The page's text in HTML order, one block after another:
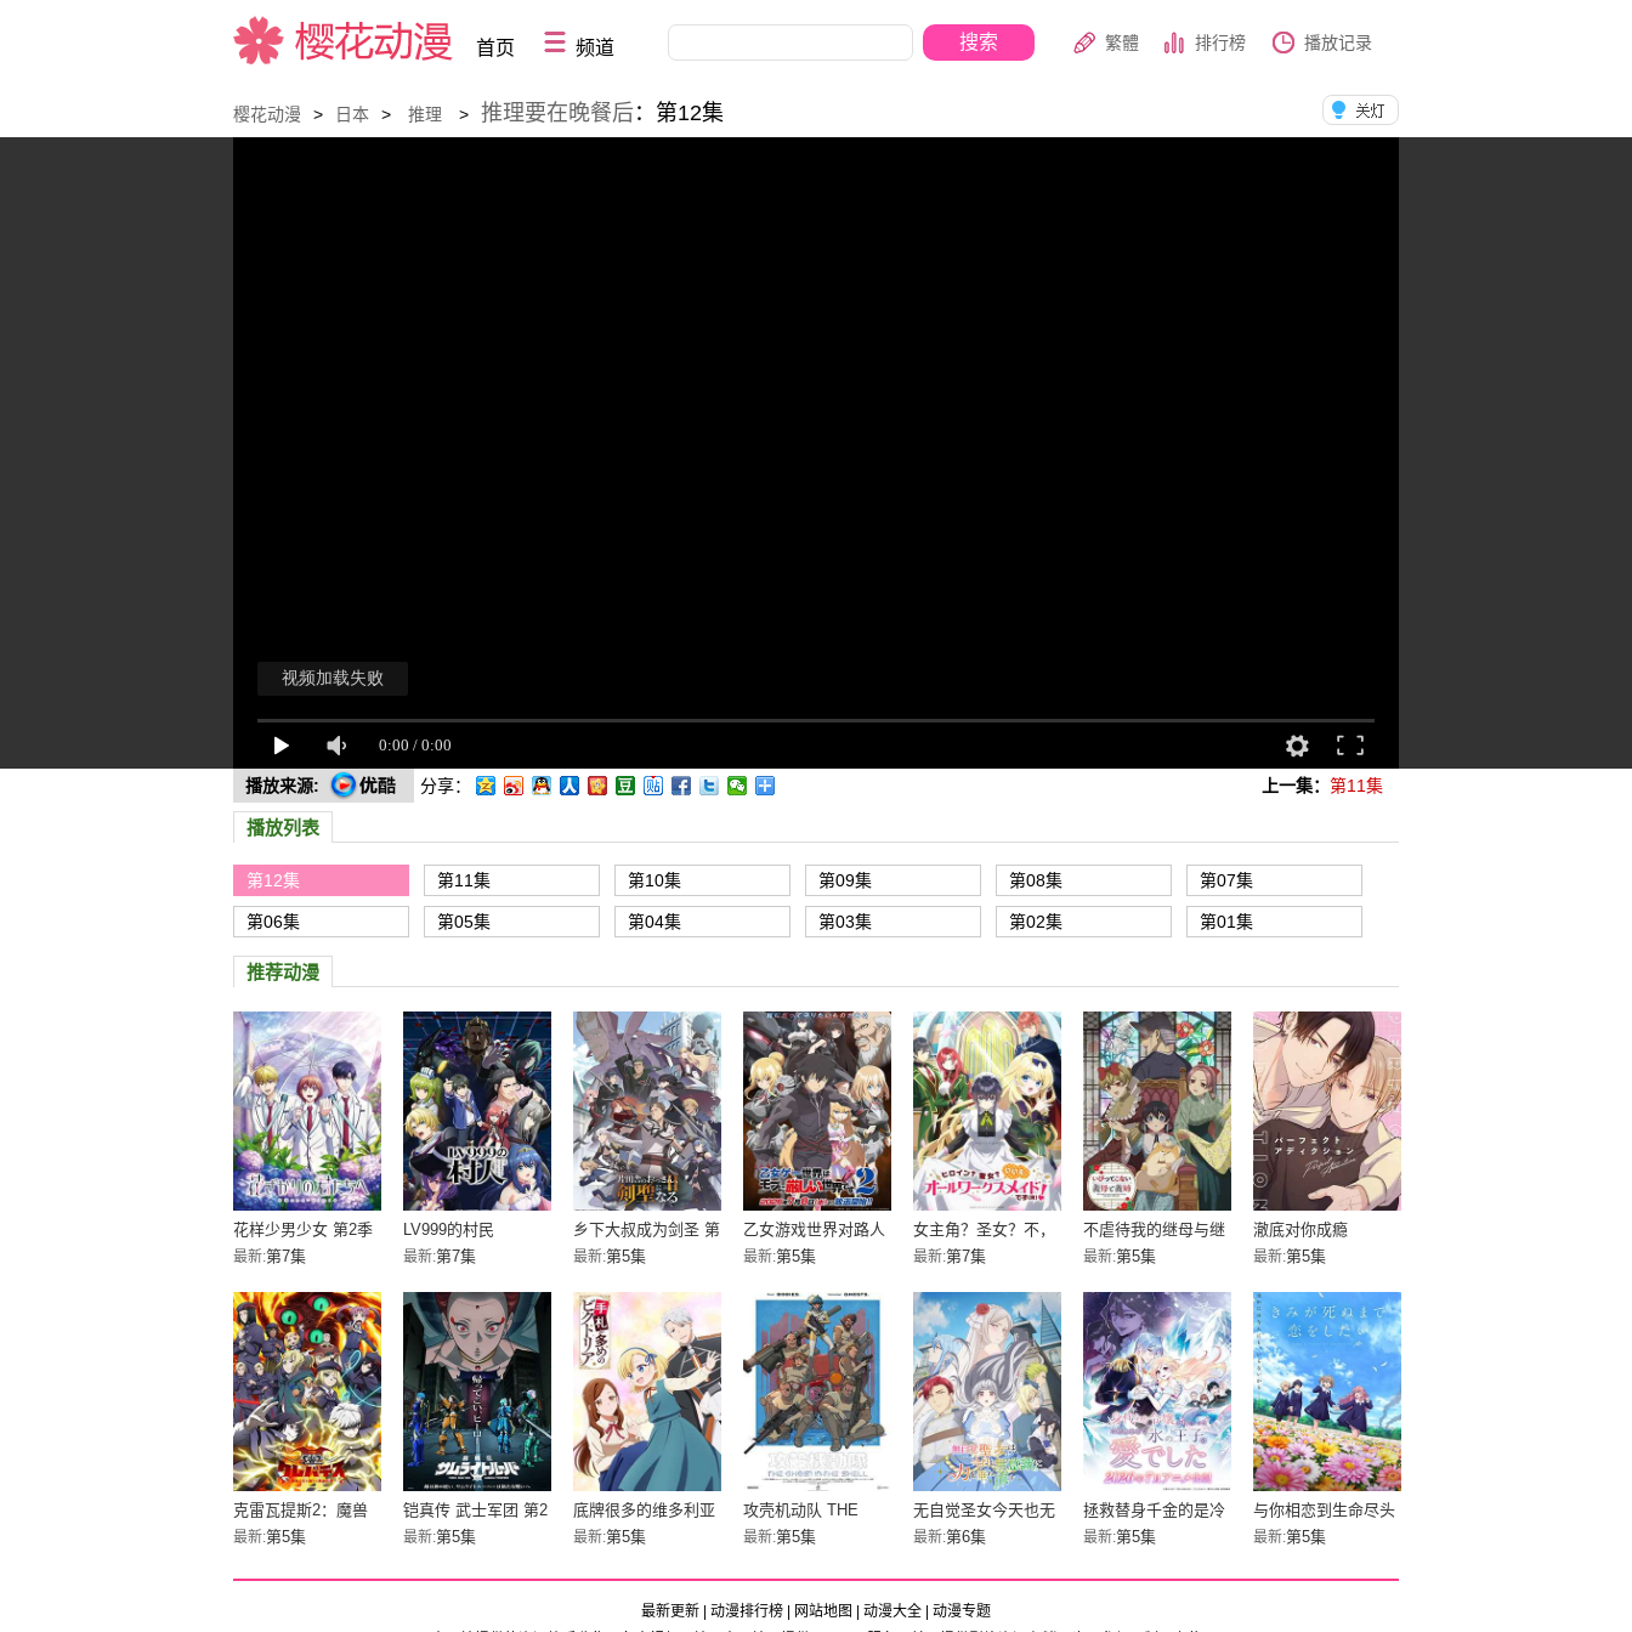
首页 频道 繁體 排行榜 播放记录
樱花动漫 > 日本 > 推理 > 推理要在晚餐后：第12集
播放来源: 分享： 上一集： 第11集
播放列表
第12集 第11集 第10集 第09集 第08集 第07集
第06集 第05集 第04集 第03集 第02集 第01集
推荐动漫
花样少男少女 第2季
最新:第7集
LV999的村民
最新:第7集
乡下大叔成为剑圣 第
二季
最新:第5集
乙女游戏世界对路人
角色很不友好 第二季
最新:第5集
女主角？圣女？不，
我是杂役女仆（自
最新:第7集
不虐待我的继母与继
姐
最新:第5集
澈底对你成瘾
最新:第5集
克雷瓦提斯2：魔兽
之王与虚伪的勇者传
最新:第5集
铠真传 武士军团 第2
部分
最新:第5集
底牌很多的维多利亚
最新:第5集
攻壳机动队 THE
GHOST IN THE
最新:第5集
无自觉圣女今天也无
意识地释放力量
最新:第6集
拯救替身千金的是冷
酷无情冰之王子的爱
最新:第5集
与你相恋到生命尽头
最新:第5集
最新更新 动漫排行榜 网站地图 动漫大全
动漫专题